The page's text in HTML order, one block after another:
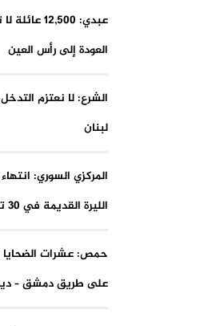
عبدي: 12,500
العودة إلى رأس العين
الشرع: لا نعتزم
لبنان
المركزي السوري:
الليرة القديمة في 30 تموز
حمص: عشرات الضحايا
على طريق دمشق – دير